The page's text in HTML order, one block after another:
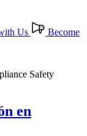
Us
Become
Safety
en